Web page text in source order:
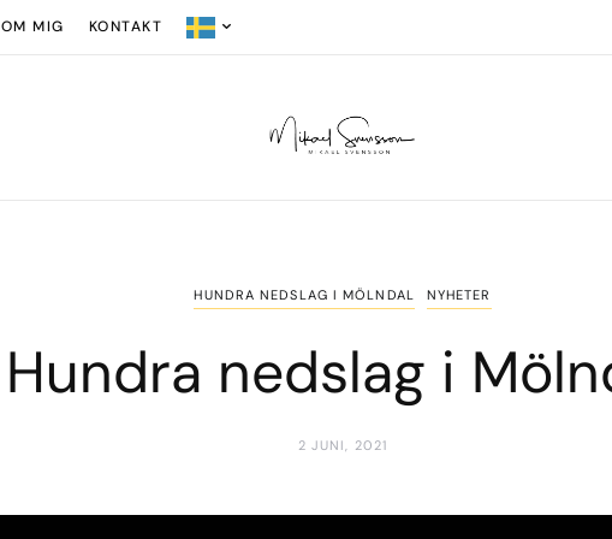
OM MIG KONTAKT
HUNDRA NEDSLAG I MÖLNDAL NYHETER
Hundra nedslag i
2 JUNI, 2021